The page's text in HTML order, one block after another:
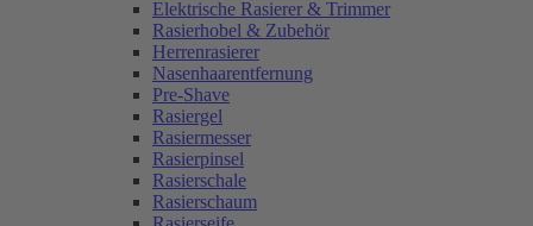
Elektrische Rasierer & Trimmer
Rasierhobel & Zubehör
Herrenrasierer
Nasenhaarentfernung
Pre-Shave
Rasiergel
Rasiermesser
Rasierpinsel
Rasierschale
Rasierschaum